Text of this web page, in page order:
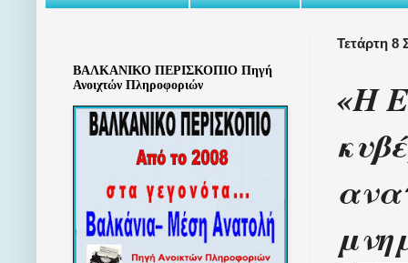
Τετάρτη 8
«Η
ΒΑΛΚΑΝΙΚΟ ΠΕΡΙΣΚΟΠΙΟ Πηγή
Ανοιχτών Πληροφοριών